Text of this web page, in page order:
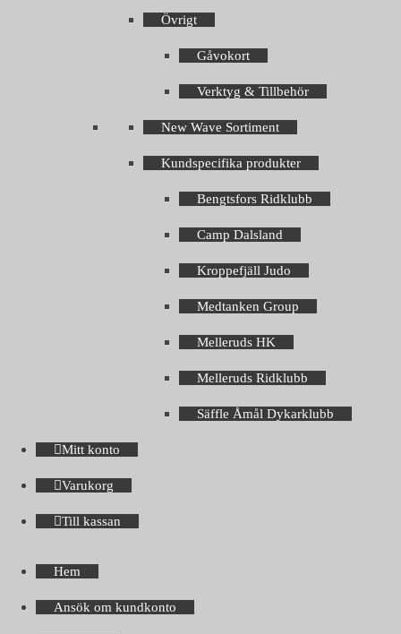
Övrigt
Gåvokort
Verktyg & Tillbehör
New Wave Sortiment
Kundspecifika produkter
Bengtsfors Ridklubb
Camp Dalsland
Kroppefjäll Judo
Medtanken Group
Melleruds HK
Melleruds Ridklubb
Säffle Åmål Dykarklubb
Mitt konto
Varukorg
Till kassan
Hem
Ansök om kundkonto